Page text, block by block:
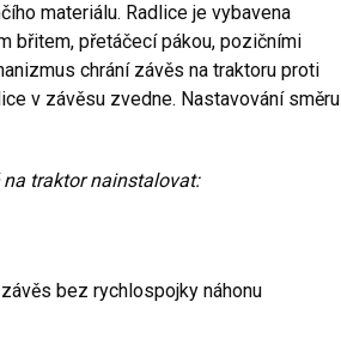
materiálu. Radlice je vybavena
břitem, přetáčecí pákou, pozičními
chrání závěs na traktoru proti
v závěsu zvedne. Nastavování směru
traktor nainstalovat:
bez rychlospojky náhonu